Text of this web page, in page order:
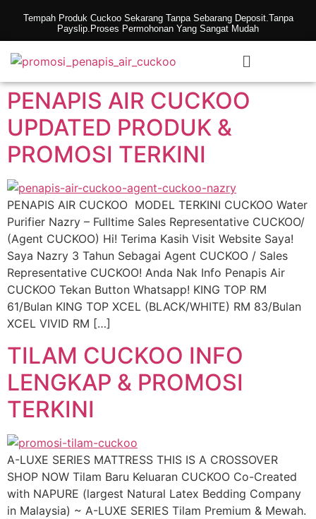
Tempah Produk Cuckoo Sekarang Tanpa Sebarang Deposit.Tanpa
Payslip.Proses Permohonan Yang Sangat Mudah
PENAPIS AIR CUCKOO
UPDATED PRODUK &
PROMOSI TERKINI
PENAPIS AIR CUCKOO MODEL TERKINI CUCKOO Water
Purifier Nazry – Fulltime Sales Representative CUCKOO/
(Agent CUCKOO) Hi! Terima Kasih Visit Website Saya!
Saya Nazry 3 Tahun Sebagai Agent CUCKOO / Sales
Representative CUCKOO! Anda Nak Info Penapis Air
CUCKOO Tekan Button Whatsapp! KING TOP RM
61/Bulan KING TOP XCEL (BLACK/WHITE) RM 83/Bulan
XCEL VIVID RM […]
TILAM CUCKOO INFO
LENGKAP & PROMOSI
TERKINI
A-LUXE SERIES MATTRESS THIS IS A CROSSOVER
SHOP NOW Tilam Baru Keluaran CUCKOO Co-Created
with NAPURE (largest Natural Latex Bedding Company
in Malaysia) ~ A-LUXE SERIES Tilam Premium & Mewah.